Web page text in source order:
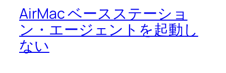
AirMac ベースステーショ
ン・エージェントを起動し
ない